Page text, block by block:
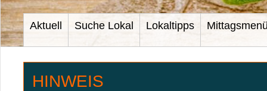
Aktuell Suche Lokal Lokaltipps
HINWEIS